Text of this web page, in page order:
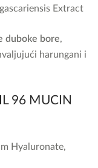
Extract
duboke bore,
harungani i
96 MUCIN
Hyaluronate,